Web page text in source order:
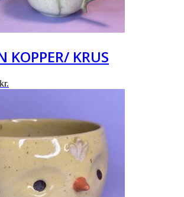
KOPPER/ KRUS
kr.